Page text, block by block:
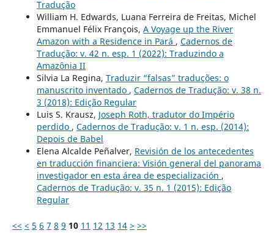
Tradução
William H. Edwards, Luana Ferreira de Freitas, Michel
Emmanuel Félix François, A Voyage up the River
Amazon with a Residence in Pará , Cadernos de
Tradução: v. 42 n. esp. 1 (2022): Traduzindo a
Amazônia II
Silvia La Regina, Traduzir “falsas” traduções: o
manuscrito inventado , Cadernos de Tradução: v. 38 n.
3 (2018): Edição Regular
Luis S. Krausz, Joseph Roth, tradutor do Império
perdido , Cadernos de Tradução: v. 1 n. esp. (2014):
Depois de Babel
Elena Alcalde Peñalver, Revisión de los antecedentes
en traducción financiera: Visión general del panorama
investigador en esta área de especialización ,
Cadernos de Tradução: v. 35 n. 1 (2015): Edição
Regular
<< < 5 6 7 8 9 10 11 12 13 14 > >>